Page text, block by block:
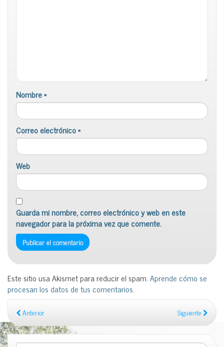
Nombre*
Correo electrónico*
Web
Guarda mi nombre, correo electrónico y web en este
navegador para la próxima vez que comente.
Este sitio usa Akismet para reducir el spam.Aprende cómo se
procesan los datos de tus comentarios.
Anterior Siguiente